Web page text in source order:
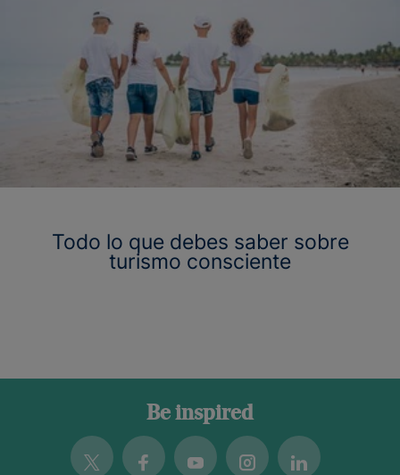
Todo lo que debes saber sobre
turismo consciente
Be inspired
Twitter FacebookYoutubeInstagramLinkedin